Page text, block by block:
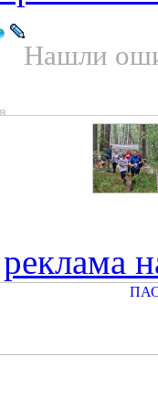
Нашли
реклама